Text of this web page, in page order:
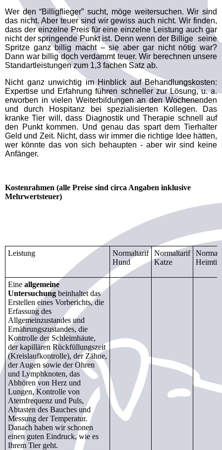
Wer den “Billigflieger” sucht, möge weitersuchen. Wir sind
das nicht. Aber teuer sind wir gewiss auch nicht. Wir finden,
dass der einzelne Preis für eine einzelne Leistung auch gar
nicht der springende Punkt ist. Denn wenn der Billige seine
Spritze ganz billig macht – sie aber gar nicht nötig war?
Dann war billig doch verdammt teuer. Wir berechnen unsere
Standartleistungen zum 1,3 fachen Satz ab.
Nicht ganz unwichtig im Hinblick auf Behandlungskosten:
Expertise und Erfahrung führen schneller zur Lösung, u. a.
erworben in vielen Weiterbildungen an den Wochenenden
und durch Hospitanz bei spezialisierten Kollegen. Das
kranke Tier will, dass Diagnostik und Therapie schnell auf
den Punkt kommen. Und genau das spart dem Tierhalter
Geld und Zeit. Nicht, dass wir immer die richtige Idee hätten,
wer könnte das von sich behaupten - aber wir sind keine
Anfänger.
Kostenrahmen (alle Preise sind circa Angaben inklusive
Mehrwertsteuer)
Leistung
Normaltarif
Hund
Normaltarif
Katze
Eine allgemeine
Untersuchung beinhaltet das
Erstellen eines Vorberichts, die
Erfassung des
Allgemeinzustandes und
Ernährungszustandes, die
Kontrolle der Schleimhäute,
der kapillären Rückfüllungszeit
(Kreislaufkontrolle), der Zähne,
der Augen sowie der Ohren
und Lymphknoten, das
Abhören von Herz und
Lungen, Kontrolle von
Atemfrequenz und Puls,
Abtasten des Bauches und
Messung der Temperatur.
Danach haben wir schonen
einen guten Eindruck, wie es
Ihrem Tier geht.